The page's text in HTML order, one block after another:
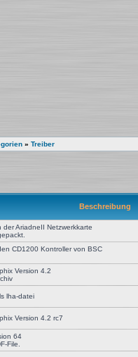
» Treiber
Beschreibung
der AriadneII Netzwerkkarte
CD1200 Kontroller von BSC
Version 4.2
lha-datei
Version 4.2 rc7
64
File.